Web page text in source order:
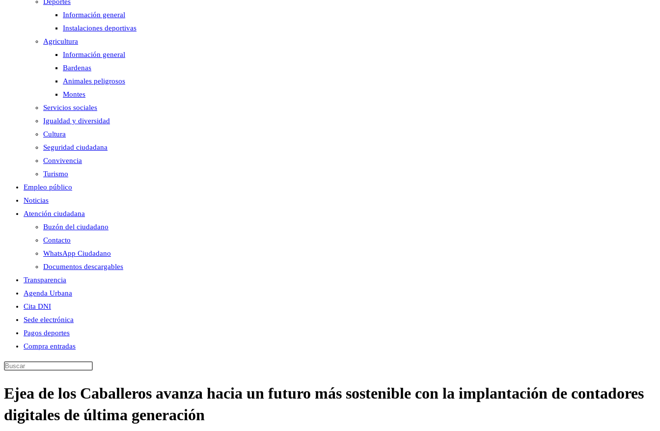
Información general
Instalaciones deportivas
Agricultura
Información general
Bardenas
Animales peligrosos
Montes
Servicios sociales
Igualdad y diversidad
Cultura
Seguridad ciudadana
Convivencia
Turismo
Empleo público
Noticias
Atención ciudadana
Buzón del ciudadano
Contacto
WhatsApp Ciudadano
Documentos descargables
Transparencia
Agenda Urbana
Cita DNI
Sede electrónica
Pagos deportes
Compra entradas
Buscar
esta
web
Ejea de los Caballeros avanza hacia un futuro más sostenible con la implantación de contadores
digitales de última generación